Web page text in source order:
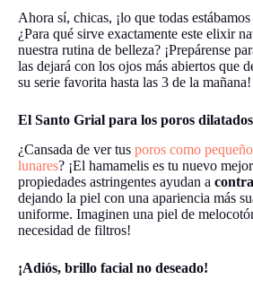
Ahora sí, chicas, ¡lo que todas
¿Para qué sirve exactamente este elixir
nuestra rutina de belleza? ¡Prepárense
las dejará con los ojos más abiertos que
su serie favorita hasta las 3 de la mañana!
El Santo Grial para los poros dilatados
¿Cansada de ver tus poros como
lunares? ¡El hamamelis es tu nuevo
propiedades astringentes ayudan a
dejando la piel con una apariencia más
uniforme. Imaginen una piel de
necesidad de filtros!
¡Adiós, brillo facial no deseado!